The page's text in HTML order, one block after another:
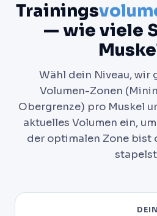
Trainings
— wie viele
Wähl dein Niveau, wir
Volumen-Zonen
Obergrenze) pro Muskel
aktuelles Volumen ein,
der optimalen Zone bist